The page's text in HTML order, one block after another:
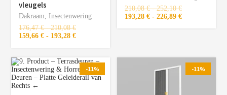
vleugels
Dakraam, Insectenwering
176,47€ - 210,08€
159,66 € - 193,28 €
210,08€ - 252,10€
193,28 € - 226,89 €
-11% -11%